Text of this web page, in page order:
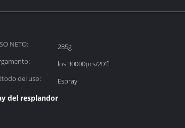
NETO:
285g
los 30000pcs/20'ft
del uso:
Espray
del resplandor